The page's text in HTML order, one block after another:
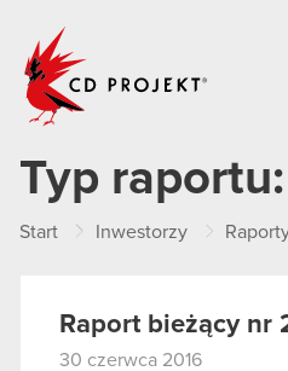
Typ raportu:
Start Inwestorzy
Raport bieżący nr
30 czerwca 2016